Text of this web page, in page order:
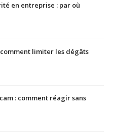
en entreprise : par où
limiter les dégâts
: comment réagir sans